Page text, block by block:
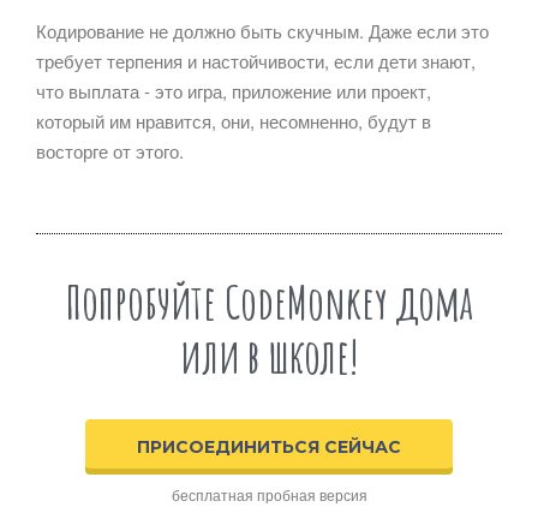
Кодирование не должно быть скучным. Даже если это
требует терпения и настойчивости, если дети знают,
что выплата - это игра, приложение или проект,
который им нравится, они, несомненно, будут в
восторге от этого.
Попробуйте CodeMonkey дома
или в школе!
ПРИСОЕДИНИТЬСЯ СЕЙЧАС
бесплатная пробная версия